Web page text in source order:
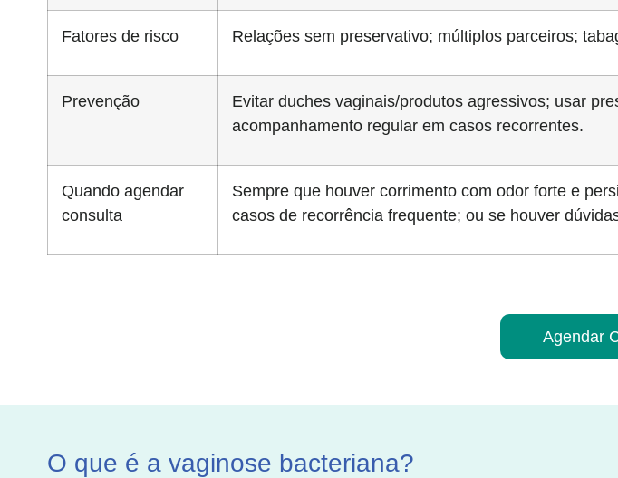
Fatores de risco Relações sem preservativo; múltiplos parceiros;
Prevenção
Evitar duches vaginais/produtos agressivos; usar
acompanhamento regular em casos recorrentes.
Quando agendar
consulta
Sempre que houver corrimento com odor forte e
casos de recorrência frequente; ou se houver
Agendar
O que é a vaginose bacteriana?